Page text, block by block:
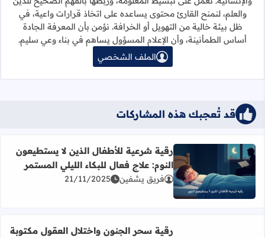
والعلم، لنمنح القارئ محتوى يساعده على اتخاذ قرارات واعية، في
ظل بيئة خالية من التهويل أو الخرافة. نؤمن بأن المعرفة الجادة
أساس الطمأنينة، وأن الإعلام المسؤول يساهم في بناء وعي سليم.
الملف الشخصي
قد تُعجبك هذه المشاركات
اقرأ المزيد عن رقية شرعية للأطفال الذين لا يستطيعون
رقية شرعية للأطفال الذين لا يستطيعون
النوم: علاج فعال للبكاء الليلي المستمر
فريق يشفين 21/11/2025
اقرأ المزيد عن رقية سحر الجنون واختلال العقول مكتوبة
رقية سحر الجنون واختلال العقول مكتوبة